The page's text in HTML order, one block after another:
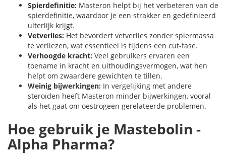
Spierdefinitie: Masteron helpt bij het verbeteren van de
spierdefinitie, waardoor je een strakker en gedefinieerd
uiterlijk krijgt.
Vetverlies: Het bevordert vetverlies zonder spiermassa
te verliezen, wat essentieel is tijdens een cut-fase.
Verhoogde kracht: Veel gebruikers ervaren een
toename in kracht en uithoudingsvermogen, wat hen
helpt om zwaardere gewichten te tillen.
Weinig bijwerkingen: In vergelijking met andere
steroïden heeft Masteron minder bijwerkingen, vooral
als het gaat om oestrogeen gerelateerde problemen.
Hoe gebruik je Mastebolin -
Alpha Pharma?